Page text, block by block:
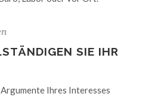
SIE IHR
Argumente Ihres Interesses